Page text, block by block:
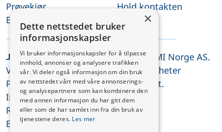
Prøvekjør
Be om tilbud
Hold kontakten
Juridisk
Vilkår og betingelser
Personvernerklæring
Informasjonskapsler
REACH-samsvar
ESG
© 2026 CMI Norge AS.
Alle rettigheter
forbeholdt.
×
Dette nettstedet bruker
informasjonskapsler
Vi bruker informasjonskapsler for å tilpasse
innhold, annonser og analysere trafikken
vår. Vi deler også informasjon om din bruk
av nettstedet vårt med våre annonserings-
og analysepartnere som kan kombinere den
med annen informasjon du har gitt dem
eller som de har samlet inn fra din bruk av
tjenestene deres. Les mer